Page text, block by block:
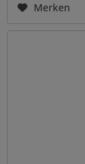
Merken